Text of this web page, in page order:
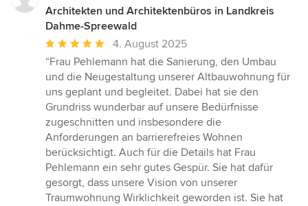
Architekten und Architektenbüros in Landkreis
Dahme-Spreewald
Durchschnittliche
Bewertung:
5
von
5
Sternen
4. August 2025
“Frau Pehlemann hat die Sanierung, den Umbau
und die Neugestaltung unserer Altbauwohnung für
uns geplant und begleitet. Dabei hat sie den
Grundriss wunderbar auf unsere Bedürfnisse
zugeschnitten und insbesondere die
Anforderungen an barrierefreies Wohnen
berücksichtigt. Auch für die Details hat Frau
Pehlemann ein sehr gutes Gespür. Sie hat dafür
gesorgt, dass unsere Vision von unserer
Traumwohnung Wirklichkeit geworden ist. Sie hat